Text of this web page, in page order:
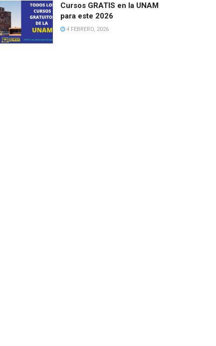
Cursos GRATIS en la UNAM
para este 2026
4 FEBRERO, 2026